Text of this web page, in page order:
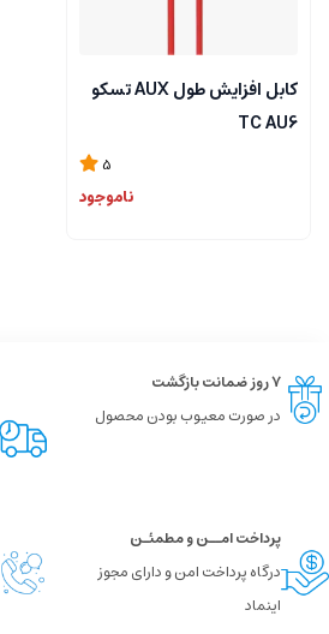
کابل افزایش طول AUX تسکو
TC AU6
5
ناموجود
۷ روز ضمانت بازگشت
در صورت معیوب بودن محصول
پرداخت امــن و مطمئـن
درگاه پرداخت امن و دارای مجوز
اینماد